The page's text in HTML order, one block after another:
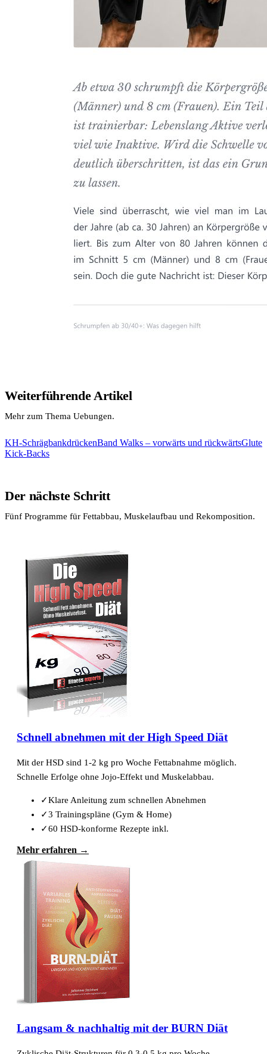
Weiterführende Artikel
Mehr zum Thema Uebungen.
KH-SchrägbankdrückenBand Walks – vorwärts und rückwärtsGlute
Kick-Backs
Der nächste Schritt
Fünf Programme für Fettabbau, Muskelaufbau und Rekomposition.
Schnell abnehmen mit der High Speed Diät
Mit der HSD sind 1-2 kg pro Woche Fettabnahme möglich.
Schnelle Erfolge ohne Jojo-Effekt und Muskelabbau.
✓Klare Anleitung zum schnellen Abnehmen
✓3 Trainingspläne (Gym & Home)
✓60 HSD-konforme Rezepte inkl.
Mehr erfahren →
Langsam & nachhaltig mit der BURN Diät